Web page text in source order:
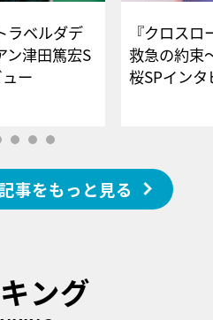
ラベルダデ
ン津田篤宏S
ビュー
『クロス
救急の約束
桜SPイ
事をもっと見る
ング